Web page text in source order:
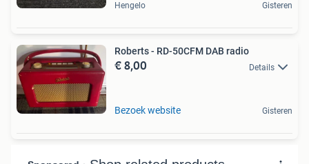
Hengelo Gisteren
Roberts - RD-50CFM DAB radio
€ 8,00 Details
Bezoek website Gisteren